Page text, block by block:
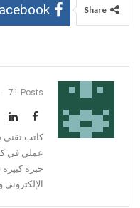
Share
71 Posts
كاتب تقني
خبرة